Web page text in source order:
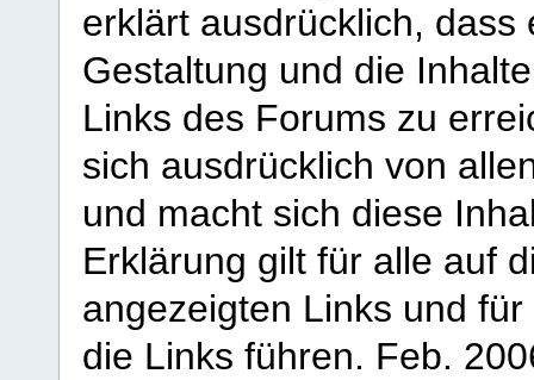
erklärt ausdrücklich,
Gestaltung und die
Links des Forums zu
sich ausdrücklich von
und macht sich diese
Erklärung gilt für alle auf
angezeigten Links und
die Links führen. Feb.